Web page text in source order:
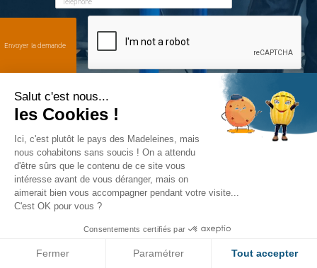
Salut c'est nous...
les Cookies !
Ici, c'est plutôt le pays des Madeleines, mais
nous cohabitons sans soucis ! On a attendu
d'être sûrs que le contenu de ce site vous
intéresse avant de vous déranger, mais on
aimerait bien vous accompagner pendant votre visite...
C'est OK pour vous ?
Consentements certifiés par
Fermer Paramétrer Tout accepter